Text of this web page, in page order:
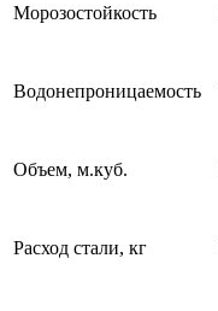
Морозостойкость
Водонепроницаемость
Объем, м.куб.
Расход стали, кг